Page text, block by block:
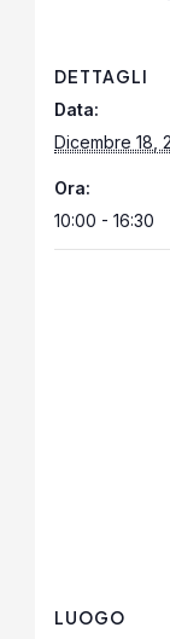
DETTAGLI
Data:
Dicembre 18,
Ora:
10:00 - 16:30
LUOGO